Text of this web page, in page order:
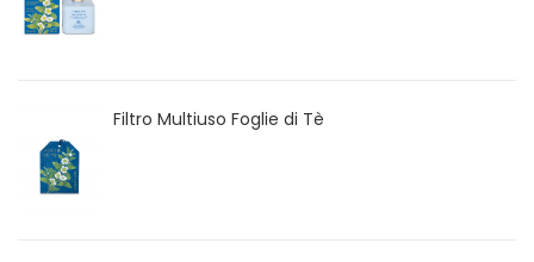
Filtro Multiuso Foglie di Tè